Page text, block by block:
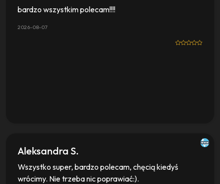
bardzo wszystkim polecam!!!!
2026-08-07
Aleksandra S.
Wszystko super, bardzo polecam, chęcią kiedyś
wrócimy. Nie trzeba nic poprawiać:).